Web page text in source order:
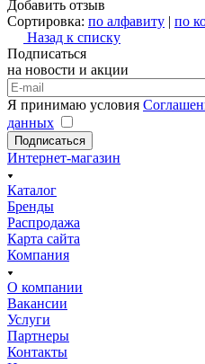
Добавить отзыв
Сортировка: по алфавиту | по
Назад к списку
Подписаться
на новости и акции
Я принимаю условия
данных
Подписаться
Интернет-магазин
Каталог
Бренды
Распродажа
Карта сайта
Компания
О компании
Вакансии
Услуги
Партнеры
Контакты